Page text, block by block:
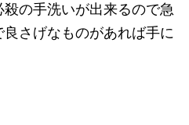
の手洗いが出来るので急
さげなものがあれば手に